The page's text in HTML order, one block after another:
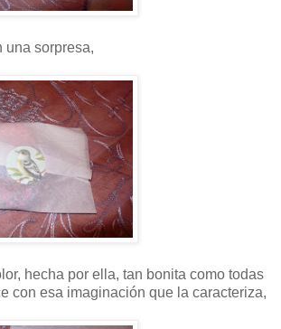
una sorpresa,
hecha por ella, tan bonita como todas
con esa imaginación que la caracteriza,